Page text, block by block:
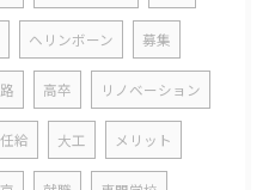
ヘリンボーン 募集
高卒 リノベーション
給 大工 メリット